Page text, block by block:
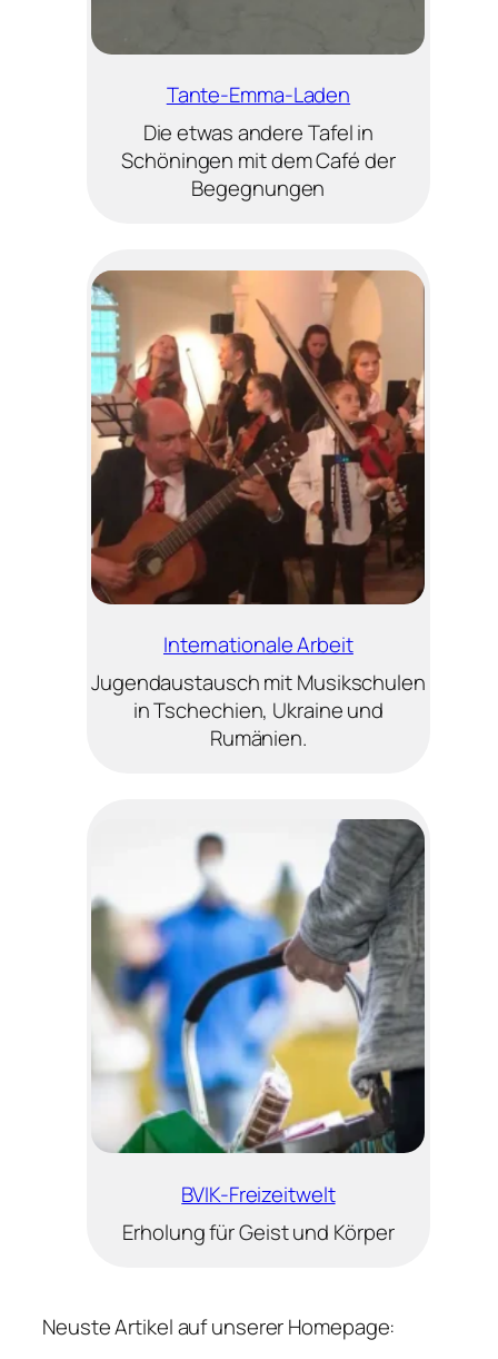
Tante-Emma-Laden
Die etwas andere Tafel in
Schöningen mit dem Café der
Begegnungen
Internationale Arbeit
Jugendaustausch mit Musikschulen
in Tschechien, Ukraine und
Rumänien.
BVIK-Freizeitwelt
Erholung für Geist und Körper
Neuste Artikel auf unserer Homepage: